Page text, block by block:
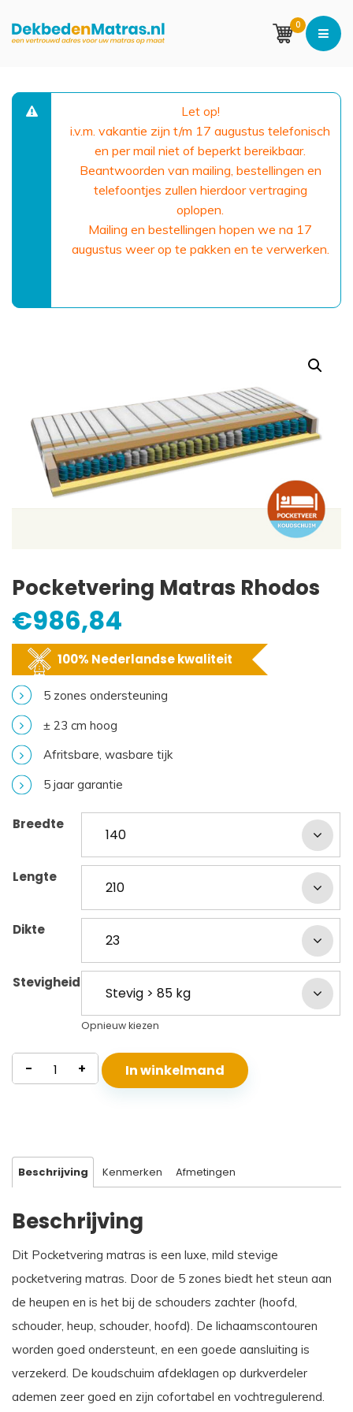
0
Let op!
i.v.m. vakantie zijn t/m 17 augustus telefonisch
en per mail niet of beperkt bereikbaar.
Beantwoorden van mailing, bestellingen en
telefoontjes zullen hierdoor vertraging
oplopen.
Mailing en bestellingen hopen we na 17
augustus weer op te pakken en te verwerken.
Pocketvering Matras Rhodos
€986,84
100% Nederlandse kwaliteit
5 zones ondersteuning
± 23 cm hoog
Afritsbare, wasbare tijk
5 jaar garantie
Breedte
Lengte
Dikte
Stevigheid
Opnieuw kiezen
Pocketvering
Matras
- + In winkelmand
Beschrijving Kenmerken Afmetingen
Beschrijving
Dit Pocketvering matras is een luxe, mild stevige
pocketvering matras. Door de 5 zones biedt het steun aan
de heupen en is het bij de schouders zachter (hoofd,
schouder, heup, schouder, hoofd). De lichaamscontouren
worden goed ondersteunt, en een goede aansluiting is
verzekerd. De koudschuim afdeklagen op durkverdeler
ademen zeer goed en zijn cofortabel en vochtregulerend.